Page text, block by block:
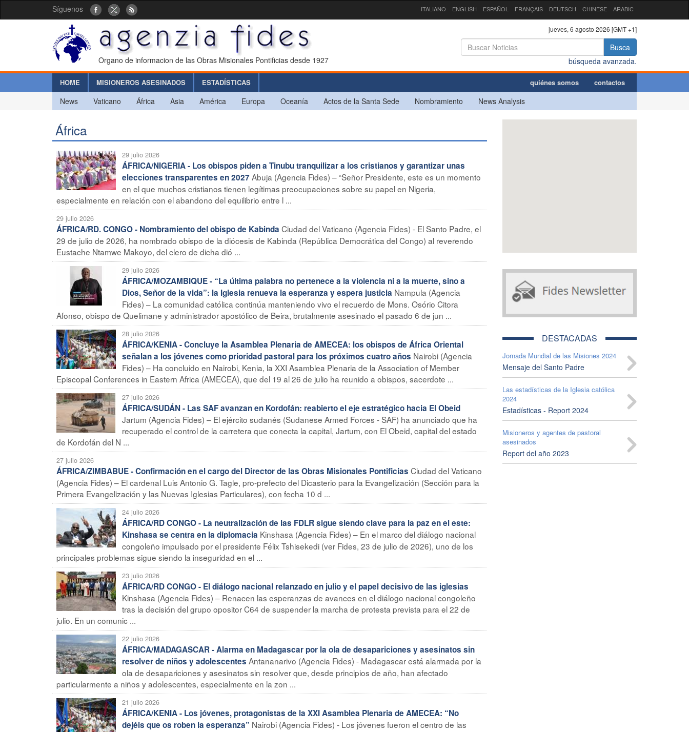
Síguenos ITALIANO ENGLISH ESPAÑOL FRANÇAIS DEUTSCH CHINESE ARABIC
Organo de informacion de las Obras Misionales Pontificias desde 1927
jueves, 6 agosto 2026 [GMT +1]
Busca
búsqueda avanzada.
HOME MISIONEROS ASESINADOS ESTADÍSTICAS quiénes somos contactos
News Vaticano África Asia América Europa Oceanía Actos de la Santa Sede Nombramiento News Analysis
África
29 julio 2026
ÁFRICA/NIGERIA - Los obispos piden a Tinubu tranquilizar a los cristianos y garantizar unas
elecciones transparentes en 2027Abuja (Agencia Fides) – “Señor Presidente, este es un momento
en el que muchos cristianos tienen legítimas preocupaciones sobre su papel en Nigeria,
especialmente en relación con el abandono del equilibrio entre l ...
29 julio 2026
ÁFRICA/RD. CONGO - Nombramiento del obispo de Kabinda Ciudad del Vaticano (Agencia Fides) - El Santo Padre, el
29 de julio de 2026, ha nombrado obispo de la diócesis de Kabinda (República Democrática del Congo) al reverendo
Eustache Ntamwe Makoyo, del clero de dicha dió ...
29 julio 2026
ÁFRICA/MOZAMBIQUE - “La última palabra no pertenece a la violencia ni a la muerte, sino a
Dios, Señor de la vida”: la Iglesia renueva la esperanza y espera justicia Nampula (Agencia
Fides) – La comunidad católica continúa manteniendo vivo el recuerdo de Mons. Osório Citora
Afonso, obispo de Quelimane y administrador apostólico de Beira, brutalmente asesinado el pasado 6 de jun ...
28 julio 2026
ÁFRICA/KENIA - Concluye la Asamblea Plenaria de AMECEA: los obispos de África Oriental
señalan a los jóvenes como prioridad pastoral para los próximos cuatro años Nairobi (Agencia
Fides) – Ha concluido en Nairobi, Kenia, la XXI Asamblea Plenaria de la Association of Member
Episcopal Conferences in Eastern Africa (AMECEA), que del 19 al 26 de julio ha reunido a obispos, sacerdote ...
27 julio 2026
ÁFRICA/SUDÁN - Las SAF avanzan en Kordofán: reabierto el eje estratégico hacia El Obeid
Jartum (Agencia Fides) – El ejército sudanés (Sudanese Armed Forces - SAF) ha anunciado que ha
recuperado el control de la carretera que conecta la capital, Jartum, con El Obeid, capital del estado
de Kordofán del N ...
27 julio 2026
ÁFRICA/ZIMBABUE - Confirmación en el cargo del Director de las Obras Misionales Pontificias Ciudad del Vaticano
(Agencia Fides) – El cardenal Luis Antonio G. Tagle, pro-prefecto del Dicasterio para la Evangelización (Sección para la
Primera Evangelización y las Nuevas Iglesias Particulares), con fecha 10 d ...
24 julio 2026
ÁFRICA/RD CONGO - La neutralización de las FDLR sigue siendo clave para la paz en el este:
Kinshasa se centra en la diplomacia Kinshasa (Agencia Fides) – En el marco del diálogo nacional
congoleño impulsado por el presidente Félix Tshisekedi (ver Fides, 23 de julio de 2026), uno de los
principales problemas sigue siendo la inseguridad en el ...
23 julio 2026
ÁFRICA/RD CONGO - El diálogo nacional relanzado en julio y el papel decisivo de las iglesias
Kinshasa (Agencia Fides) – Renacen las esperanzas de avances en el diálogo nacional congoleño
tras la decisión del grupo opositor C64 de suspender la marcha de protesta prevista para el 22 de
julio. En un comunic ...
22 julio 2026
ÁFRICA/MADAGASCAR - Alarma en Madagascar por la ola de desapariciones y asesinatos sin
resolver de niños y adolescentes Antananarivo (Agencia Fides) - Madagascar está alarmada por la
ola de desapariciones y asesinatos sin resolver que, desde principios de año, han afectado
particularmente a niños y adolescentes, especialmente en la zon ...
21 julio 2026
ÁFRICA/KENIA - Los jóvenes, protagonistas de la XXI Asamblea Plenaria de AMECEA: “No
dejéis que os roben la esperanza” Nairobi (Agencia Fides) - Los jóvenes fueron el centro de las
DESTACADAS
Jornada Mundial de las Misiones 2024
Mensaje del Santo Padre
Las estadísticas de la Iglesia católica
2024
Estadísticas - Report 2024
Misioneros y agentes de pastoral
asesinados
Report del año 2023